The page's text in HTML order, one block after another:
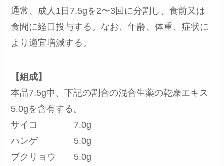
通常、成人1日7.5gを2〜3回に分割し、食前又は
食間に経口投与する。なお、年齢、体重、症状に
より適宜増減する。
【組成】
本品7.5g中、下記の割合の混合生薬の乾燥エキス
5.0gを含有する。
サイコ 7.0g
ハンゲ 5.0g
ブクリョウ 5.0g